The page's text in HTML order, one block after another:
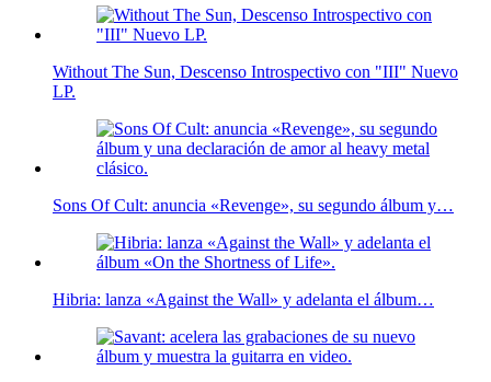
Without The Sun, Descenso Introspectivo con "III" Nuevo
LP.
Sons Of Cult: anuncia «Revenge», su segundo álbum y…
Hibria: lanza «Against the Wall» y adelanta el álbum…